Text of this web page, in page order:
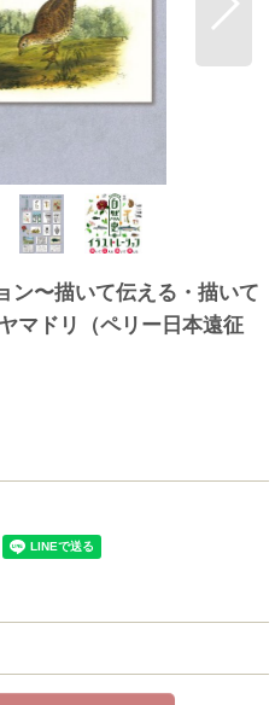
ン〜描いて伝える・描いて
マドリ（ペリー日本遠征